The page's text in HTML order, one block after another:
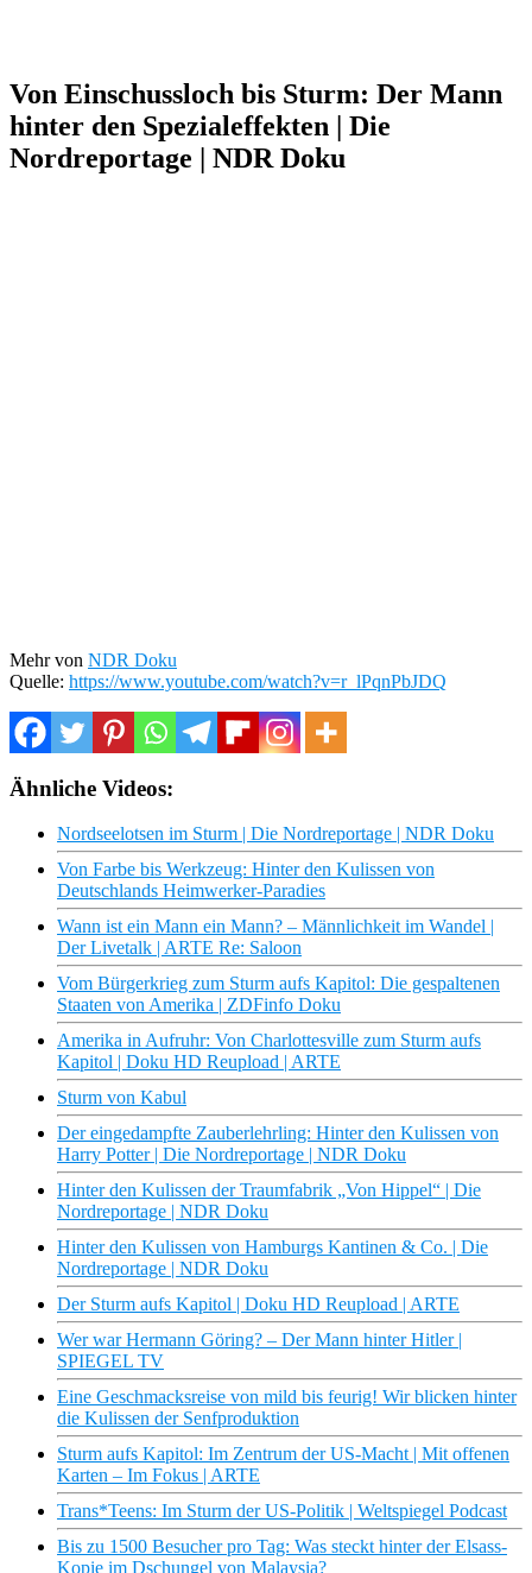
Von Einschussloch bis Sturm: Der Mann
hinter den Spezialeffekten | Die
Nordreportage | NDR Doku
Mehr von NDR Doku
Quelle: https://www.youtube.com/watch?v=r_lPqnPbJDQ
Ähnliche Videos:
Nordseelotsen im Sturm | Die Nordreportage | NDR Doku
Von Farbe bis Werkzeug: Hinter den Kulissen von
Deutschlands Heimwerker-Paradies
Wann ist ein Mann ein Mann? – Männlichkeit im Wandel |
Der Livetalk | ARTE Re: Saloon
Vom Bürgerkrieg zum Sturm aufs Kapitol: Die gespaltenen
Staaten von Amerika | ZDFinfo Doku
Amerika in Aufruhr: Von Charlottesville zum Sturm aufs
Kapitol | Doku HD Reupload | ARTE
Sturm von Kabul
Der eingedampfte Zauberlehrling: Hinter den Kulissen von
Harry Potter | Die Nordreportage | NDR Doku
Hinter den Kulissen der Traumfabrik „Von Hippel“ | Die
Nordreportage | NDR Doku
Hinter den Kulissen von Hamburgs Kantinen & Co. | Die
Nordreportage | NDR Doku
Der Sturm aufs Kapitol | Doku HD Reupload | ARTE
Wer war Hermann Göring? – Der Mann hinter Hitler |
SPIEGEL TV
Eine Geschmacksreise von mild bis feurig! Wir blicken hinter
die Kulissen der Senfproduktion
Sturm aufs Kapitol: Im Zentrum der US-Macht | Mit offenen
Karten – Im Fokus | ARTE
Trans*Teens: Im Sturm der US-Politik | Weltspiegel Podcast
Bis zu 1500 Besucher pro Tag: Was steckt hinter der Elsass-
Kopie im Dschungel von Malaysia?